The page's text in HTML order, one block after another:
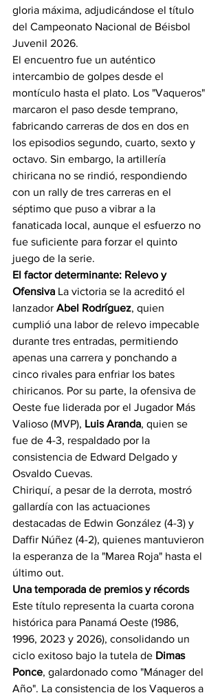
gloria máxima, adjudicándose el título
del Campeonato Nacional de Béisbol
Juvenil 2026.
El encuentro fue un auténtico
intercambio de golpes desde el
montículo hasta el plato. Los "Vaqueros"
marcaron el paso desde temprano,
fabricando carreras de dos en dos en
los episodios segundo, cuarto, sexto y
octavo. Sin embargo, la artillería
chiricana no se rindió, respondiendo
con un rally de tres carreras en el
séptimo que puso a vibrar a la
fanaticada local, aunque el esfuerzo no
fue suficiente para forzar el quinto
juego de la serie.
El factor determinante: Relevo y
Ofensiva La victoria se la acreditó el
lanzador Abel Rodríguez, quien
cumplió una labor de relevo impecable
durante tres entradas, permitiendo
apenas una carrera y ponchando a
cinco rivales para enfriar los bates
chiricanos. Por su parte, la ofensiva de
Oeste fue liderada por el Jugador Más
Valioso (MVP), Luis Aranda, quien se
fue de 4-3, respaldado por la
consistencia de Edward Delgado y
Osvaldo Cuevas.
Chiriquí, a pesar de la derrota, mostró
gallardía con las actuaciones
destacadas de Edwin González (4-3) y
Daffir Núñez (4-2), quienes mantuvieron
la esperanza de la "Marea Roja" hasta el
último out.
Una temporada de premios y récords
Este título representa la cuarta corona
histórica para Panamá Oeste (1986,
1996, 2023 y 2026), consolidando un
ciclo exitoso bajo la tutela de Dimas
Ponce, galardonado como "Mánager del
Año". La consistencia de los Vaqueros a